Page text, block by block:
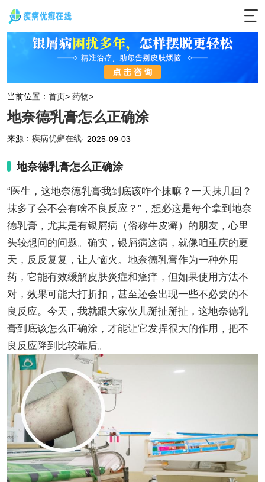
当前位置： 首页> 药物>
地奈德乳膏怎么正确涂
来源： 疾病优癣在线· 2025-09-03
地奈德乳膏怎么正确涂
“医生，这地奈德乳膏我到底该咋个抹嘛？一天抹几回？
抹多了会不会有啥不良反应？”，想必这是每个拿到地奈
德乳膏，尤其是有银屑病（俗称牛皮癣）的朋友，心里
头较想问的问题。确实，银屑病这病，就像咱重庆的夏
天，反反复复，让人恼火。地奈德乳膏作为一种外用
药，它能有效缓解皮肤炎症和瘙痒，但如果使用方法不
对，效果可能大打折扣，甚至还会出现一些不必要的不
良反应。今天，我就跟大家伙儿掰扯掰扯，这地奈德乳
膏到底该怎么正确涂，才能让它发挥很大的作用，把不
良反应降到比较靠后。